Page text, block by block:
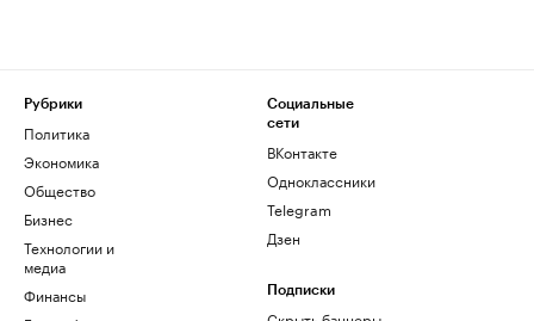
Рубрики
Политика
Экономика
Общество
Бизнес
Технологии и
медиа
Финансы
Социальные
сети
ВКонтакте
Одноклассники
Telegram
Дзен
Подписки